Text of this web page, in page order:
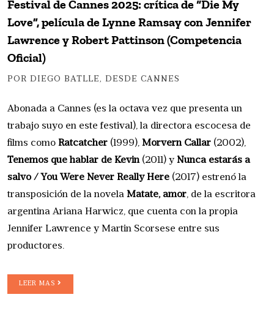
Festival de Cannes 2025: crítica de “Die My
Love”, película de Lynne Ramsay con Jennifer
Lawrence y Robert Pattinson (Competencia
Oficial)
POR DIEGO BATLLE, DESDE CANNES
Abonada a Cannes (es la octava vez que presenta un
trabajo suyo en este festival), la directora escocesa de
films como Ratcatcher (1999), Morvern Callar (2002),
Tenemos que hablar de Kevin(2011) yNunca estarás a
salvo / You Were Never Really Here (2017) estrenó la
transposición de la novela Matate, amor, de la escritora
argentina Ariana Harwicz, que cuenta con la propia
Jennifer Lawrence y Martin Scorsese entre sus
productores.
LEER MAS